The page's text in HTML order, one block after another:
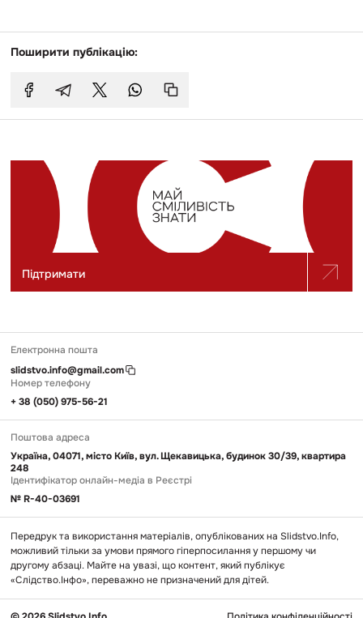
Поширити публікацію:
Підтримати
Передрук та використання матеріалів, опублікованих на Slidstvo.Info,
можливий тільки за умови прямого гіперпосилання у першому чи
другому абзаці. Майте на увазі, що контент, який публікує
«Слідство.Інфо», переважно не призначений для дітей.
Електронна пошта
slidstvo.info@gmail.com
Номер телефону
+ 38 (050) 975-56-21
Поштова адреса
Україна, 04071, місто Київ, вул. Щекавицька, будинок 30/39, квартира
248
Ідентифікатор онлайн-медіа в Реєстрі
№ R-40-03691